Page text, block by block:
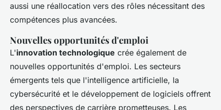
aussi une réallocation vers des rôles nécessitant des
compétences plus avancées.
Nouvelles opportunités d'emploi
L'innovation technologique crée également de
nouvelles opportunités d'emploi. Les secteurs
émergents tels que l'intelligence artificielle, la
cybersécurité et le développement de logiciels offrent
des perspectives de carrière prometteuses. Les